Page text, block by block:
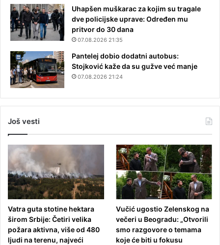
Uhapšen muškarac za kojim su tragale
dve policijske uprave: Određen mu
pritvor do 30 dana
07.08.2026 21:35
Pantelej dobio dodatni autobus:
Stojković kaže da su gužve već manje
07.08.2026 21:24
Još vesti
Vatra guta stotine hektara
širom Srbije: Četiri velika
požara aktivna, više od 480
ljudi na terenu, najveći
Vučić ugostio Zelenskog na
večeri u Beogradu: „Otvorili
smo razgovore o temama
koje će biti u fokusu